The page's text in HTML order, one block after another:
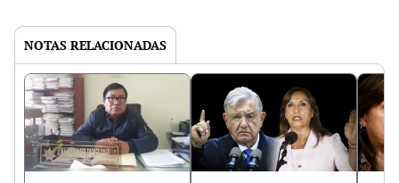
NOTAS RELACIONADAS